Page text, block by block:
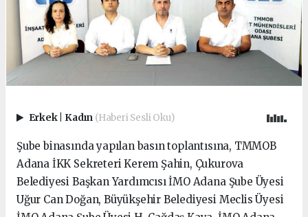
Erkek Kadın (Haberi Sesli Oku)
Şube binasında yapılan basın toplantısına, TMMOB
Adana İKK Sekreteri Kerem Şahin, Çukurova
Belediyesi Başkan Yardımcısı İMO Adana Şube Üyesi
Uğur Can Doğan, Büyükşehir Belediyesi Meclis Üyesi